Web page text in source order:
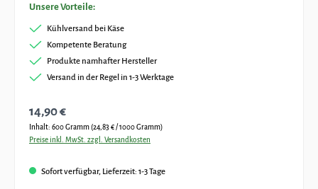
Unsere Vorteile:
Kühlversand bei Käse
Kompetente Beratung
Produkte namhafter Hersteller
Versand in der Regel in 1-3 Werktage
Regulärer Preis:
14,90 €
Inhalt: 600 Gramm(24,83 € / 1000 Gramm)
Preise inkl. MwSt. zzgl. Versandkosten
Sofort verfügbar, Lieferzeit: 1-3 Tage